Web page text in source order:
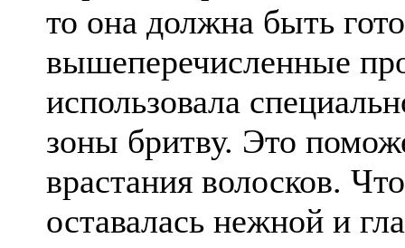
то она должна быть
вышеперечисленные
использовала
зоны бритву. Это
врастания волосков.
оставалась нежной и